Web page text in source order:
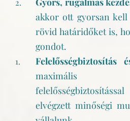
akkor ott gyorsan kell
rövid határidőket is,
gondot.
Felelősségbiztosítás
maximális
elvégzett minőségi